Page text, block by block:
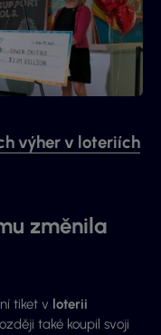
výher v loteriích
změnila
tiket v loterii
také koupil svoji